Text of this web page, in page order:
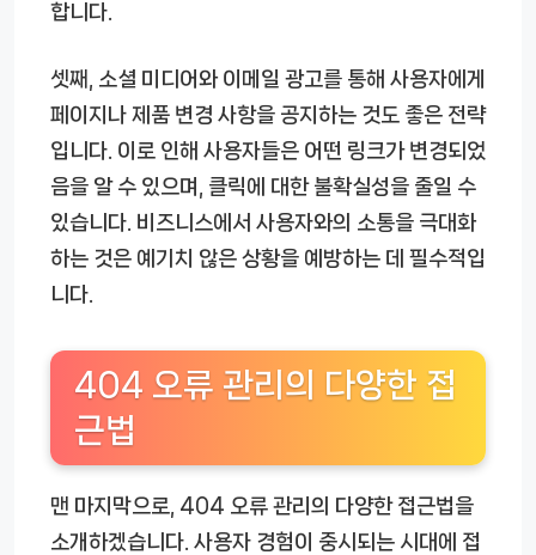
합니다.
셋째, 소셜 미디어와 이메일 광고를 통해 사용자에게
페이지나 제품 변경 사항을 공지하는 것도 좋은 전략
입니다. 이로 인해 사용자들은 어떤 링크가 변경되었
음을 알 수 있으며, 클릭에 대한 불확실성을 줄일 수
있습니다. 비즈니스에서 사용자와의 소통을 극대화
하는 것은 예기치 않은 상황을 예방하는 데 필수적입
니다.
404 오류 관리의 다양한 접
근법
맨 마지막으로, 404 오류 관리의 다양한 접근법을
소개하겠습니다. 사용자 경험이 중시되는 시대에 접